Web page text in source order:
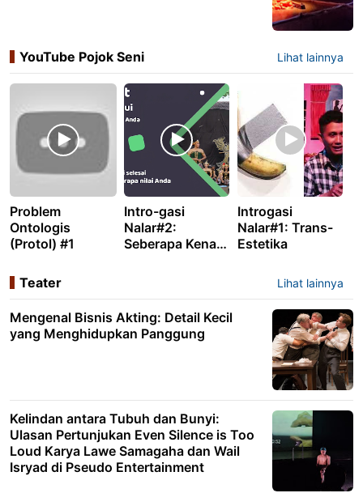
YouTube Pojok Seni Lihat lainnya
Problem
Ontologis
(Protol) #1
Intro-gasi
Nalar#2:
Seberapa Kenal
5 menit)
Introgasi
Nalar#1: Trans-
Estetika
Teater Lihat lainnya
Mengenal Bisnis Akting: Detail Kecil
yang Menghidupkan Panggung
Kelindan antara Tubuh dan Bunyi:
Ulasan Pertunjukan Even Silence is Too
Loud Karya Lawe Samagaha dan Wail
Isryad di Pseudo Entertainment